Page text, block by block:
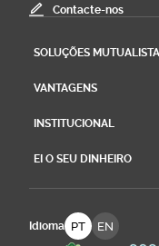
Contacte-nos
SOLUÇÕES
VANTAGENS
INSTITUCIONAL
EI O SEU DINHEIRO
Idioma PT EN